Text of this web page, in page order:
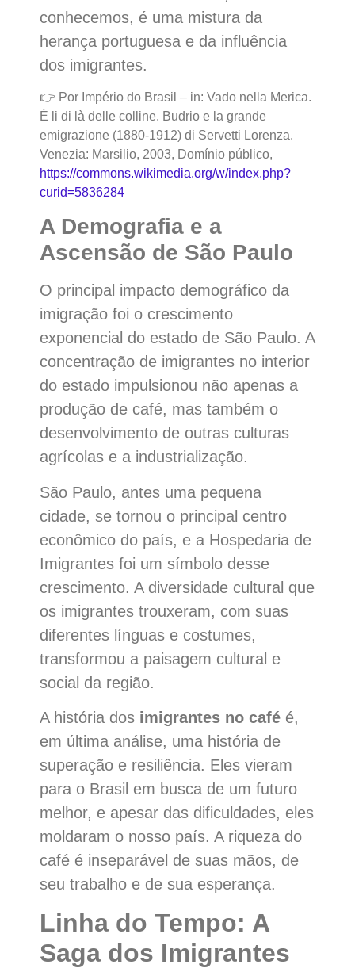
conhecemos, é uma mistura da
herança portuguesa e da influência
dos imigrantes.
👉 Por Império do Brasil – in: Vado nella Merica.
É li di là delle colline. Budrio e la grande
emigrazione (1880-1912) di Servetti Lorenza.
Venezia: Marsilio, 2003, Domínio público,
https://commons.wikimedia.org/w/index.php?
curid=5836284
A Demografia e a
Ascensão de São Paulo
O principal impacto demográfico da
imigração foi o crescimento
exponencial do estado de São Paulo. A
concentração de imigrantes no interior
do estado impulsionou não apenas a
produção de café, mas também o
desenvolvimento de outras culturas
agrícolas e a industrialização.
São Paulo, antes uma pequena
cidade, se tornou o principal centro
econômico do país, e a Hospedaria de
Imigrantes foi um símbolo desse
crescimento. A diversidade cultural que
os imigrantes trouxeram, com suas
diferentes línguas e costumes,
transformou a paisagem cultural e
social da região.
A história dos imigrantes no café é,
em última análise, uma história de
superação e resiliência. Eles vieram
para o Brasil em busca de um futuro
melhor, e apesar das dificuldades, eles
moldaram o nosso país. A riqueza do
café é inseparável de suas mãos, de
seu trabalho e de sua esperança.
Linha do Tempo: A
Saga dos Imigrantes